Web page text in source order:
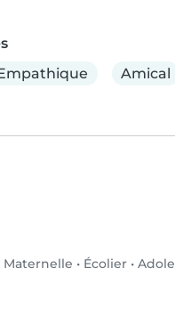
Amical
Maternelle • Écolier •